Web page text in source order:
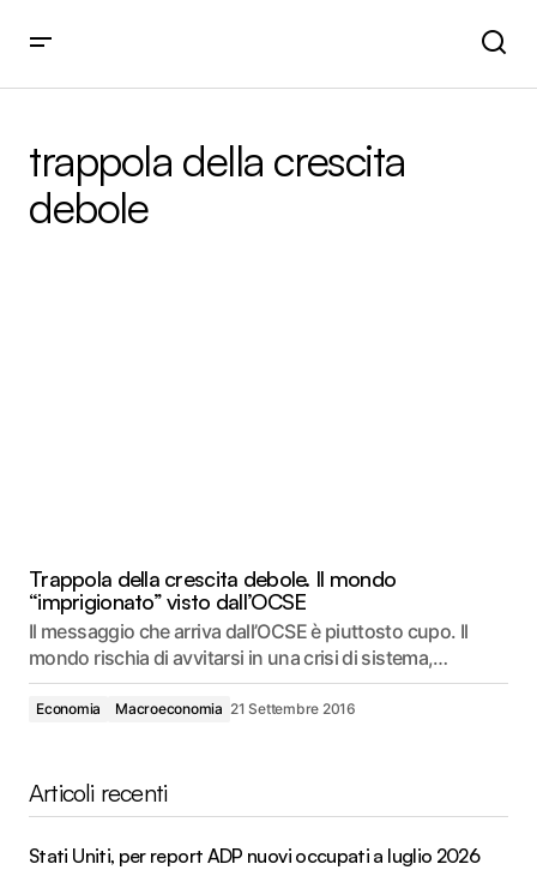
trappola della crescita
debole
Trappola della crescita debole. Il mondo
“imprigionato” visto dall’OCSE
Il messaggio che arriva dall’OCSE è piuttosto cupo. Il
mondo rischia di avvitarsi in una crisi di sistema,…
Economia Macroeconomia 21 Settembre 2016
Articoli recenti
Stati Uniti, per report ADP nuovi occupati a luglio 2026